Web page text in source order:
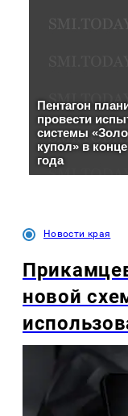
Новости края
новой